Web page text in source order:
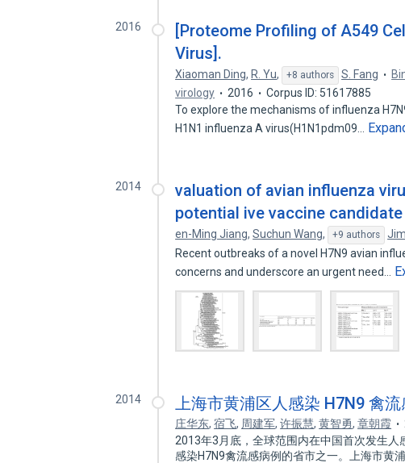
2016
[Proteome Profiling of A549
Virus].
Xiaoman Ding, R. Yu, +8 authors S. Fang
virology
2016
Corpus ID: 51617885
To explore the mechanisms of influenza
H1N1 influenza A virus(H1N1pdm09…
2014
valuation of avian influenza
potential ive vaccine
en-Ming Jiang,Suchun Wang, +9 authors
Recent outbreaks of a novel H7N9 avian
concerns and underscore an urgent need…
2014 上海市黄浦区人感染 H7N9 禽
庄华东,宿飞, 周建军,许振慧,黄智勇,章朝霞
2013年3月底，全球范围内在中国首次发生人
感染H7N9禽流感病例的省市之一。上海市黄